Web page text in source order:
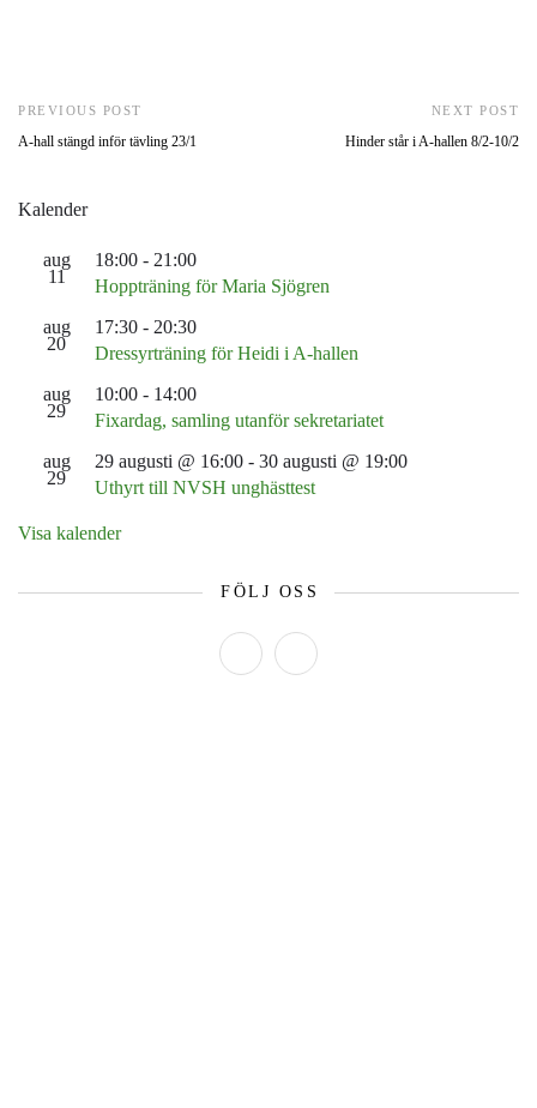
PREVIOUS POST
A-hall stängd inför tävling 23/1
NEXT POST
Hinder står i A-hallen 8/2-10/2
Kalender
aug
11
18:00 - 21:00
Hoppträning för Maria Sjögren
aug
20
17:30 - 20:30
Dressyrträning för Heidi i A-hallen
aug
29
10:00 - 14:00
Fixardag, samling utanför sekretariatet
aug
29
29 augusti @ 16:00 - 30 augusti @ 19:00
Uthyrt till NVSH unghästtest
Visa kalender
FÖLJ OSS